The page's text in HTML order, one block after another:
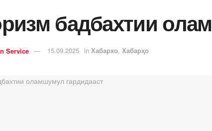
бадбахтии
Service 15.09.2025 in Хабархо, Хабарҳо